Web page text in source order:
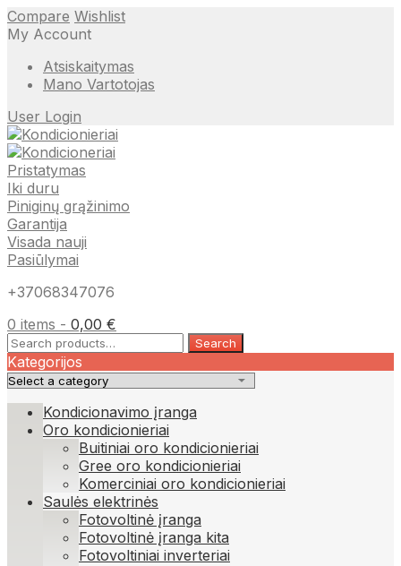
Compare Wishlist
My Account
Atsiskaitymas
Mano Vartotojas
User Login
Pristatymas
Iki duru
Piniginų grąžinimo
Garantija
Visada nauji
Pasiūlymai
+37068347076
0 items - 0,00 €
Search
for:
Search
Kategorijos
Kondicionavimo įranga
Oro kondicionieriai
Buitiniai oro kondicionieriai
Gree oro kondicionieriai
Komerciniai oro kondicionieriai
Saulės elektrinės
Fotovoltinė įranga
Fotovoltinė įranga kita
Fotovoltiniai inverteriai